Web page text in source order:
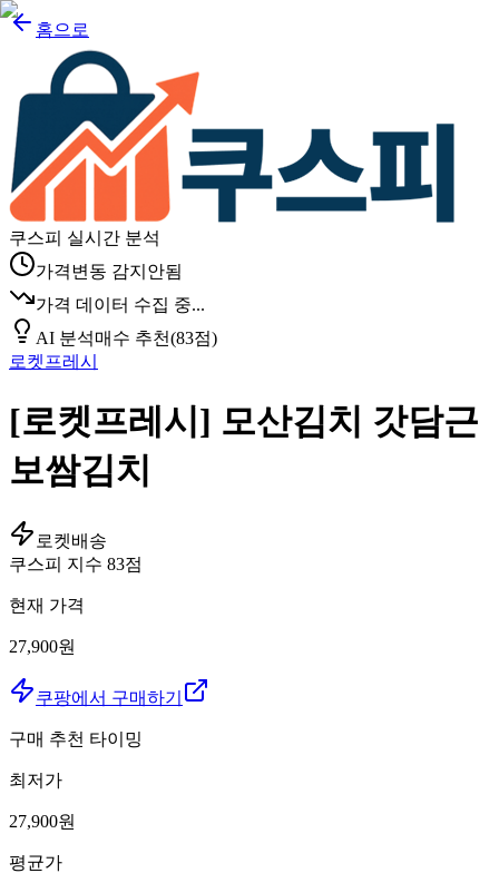
홈으로
쿠스피 실시간 분석
가격변동 감지안됨
가격 데이터 수집 중...
AI 분석매수 추천(83점)
로켓프레시
[로켓프레시] 모산김치 갓담근
보쌈김치
로켓배송
쿠스피 지수 83점
현재 가격
27,900원
쿠팡에서 구매하기
구매 추천 타이밍
최저가
27,900원
평균가